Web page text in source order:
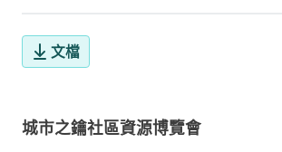
文檔
城市之鑰社區資源博覽會